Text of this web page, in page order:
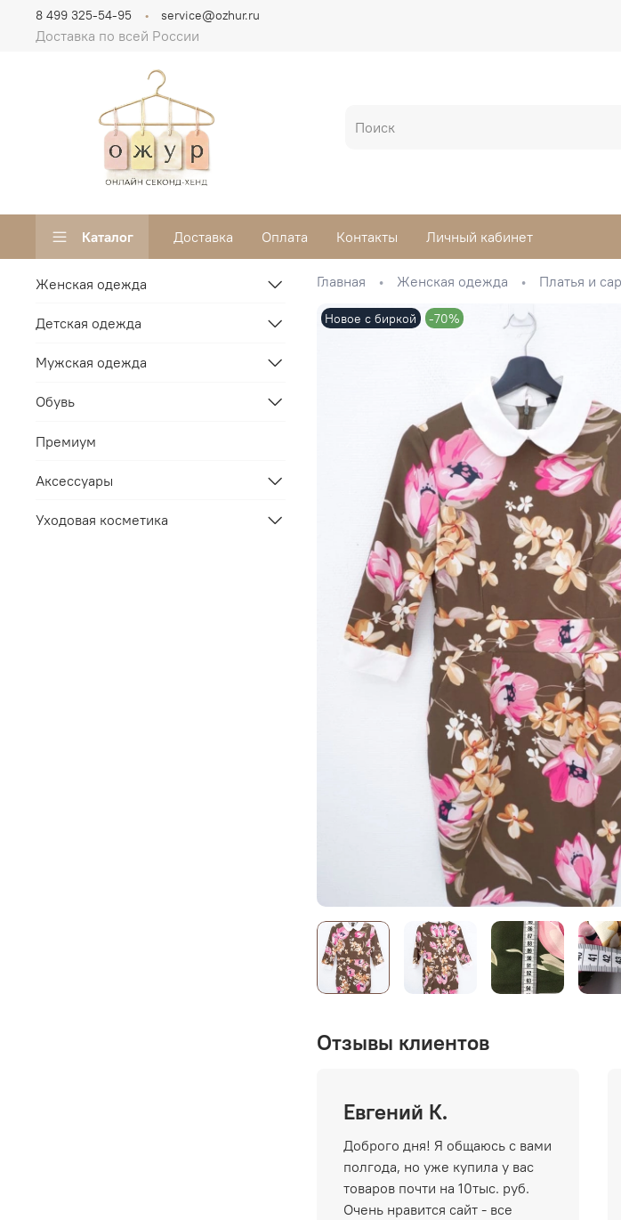
Доставка по всей России
8 499 325-54-95 service@ozhur.ru
Каталог Доставка Оплата Контакты Личный кабинет
Главная Женская одежда Платья и
Новое с биркой -70%
Отзывы клиентов
Евгений К.
Доброго дня! Я общаюсь с вами
полгода, но уже купила у вас
товаров почти на 10тыс. руб.
Очень нравится сайт - все
Женская одежда
Детская одежда
Мужская одежда
Обувь
Премиум
Аксессуары
Уходовая косметика